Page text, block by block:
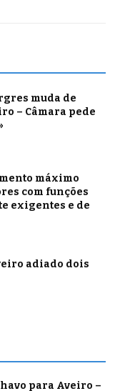
muda de
– Câmara pede
máximo
com funções
exigentes e de
adiado dois
para Aveiro –